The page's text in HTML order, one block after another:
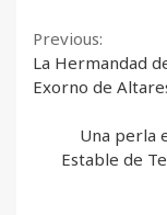
Continue
Reading
Previous:
La Hermandad
Exorno de
Una perla
Estable de